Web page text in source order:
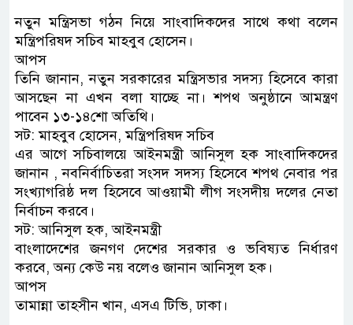
নতুন মন্ত্রিসভা গঠন নিয়ে সাংবাদিকদের সাথে কথা বলেন
মন্ত্রিপরিষদ সচিব মাহবুব হোসেন।
আপস
তিনি জানান, নতুন সরকারের মন্ত্রিসভার সদস্য হিসেবে কারা
আসছেন না এখন বলা যাচ্ছে না। শপথ অনুষ্ঠানে আমন্ত্রণ
পাবেন ১৩-১৪শো অতিথি।
সট: মাহবুব হোসেন, মন্ত্রিপরিষদ সচিব
এর আগে সচিবালয়ে আইনমন্ত্রী আনিসুল হক সাংবাদিকদের
জানান , নবনির্বাচিতরা সংসদ সদস্য হিসেবে শপথ নেবার পর
সংখ্যাগরিষ্ঠ দল হিসেবে আওয়ামী লীগ সংসদীয় দলের নেতা
নির্বাচন করবে।
সট: আনিসুল হক, আইনমন্ত্রী
বাংলাদেশের জনগণ দেশের সরকার ও ভবিষ্যত নির্ধারণ
করবে, অন্য কেউ নয় বলেও জানান আনিসুল হক।
আপস
তামান্না তাহসীন খান, এসএ টিভি, ঢাকা।